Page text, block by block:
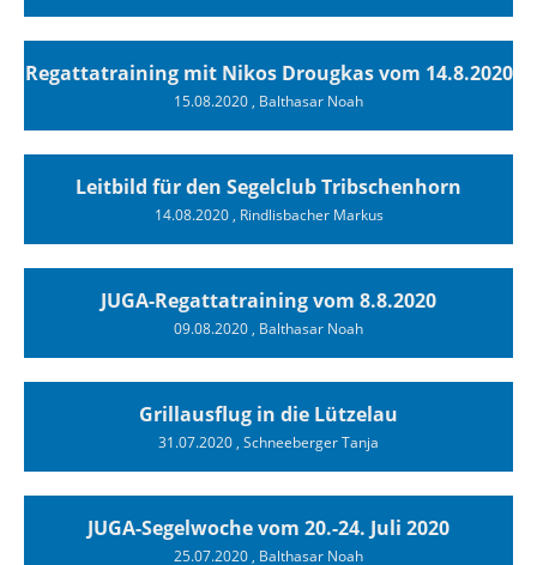
Regattatraining mit Nikos Drougkas vom 14.8.2020
15.08.2020, Balthasar Noah
Leitbild für den Segelclub Tribschenhorn
14.08.2020, Rindlisbacher Markus
JUGA-Regattatraining vom 8.8.2020
09.08.2020, Balthasar Noah
Grillausflug in die Lützelau
31.07.2020, Schneeberger Tanja
JUGA-Segelwoche vom 20.-24. Juli 2020
25.07.2020, Balthasar Noah